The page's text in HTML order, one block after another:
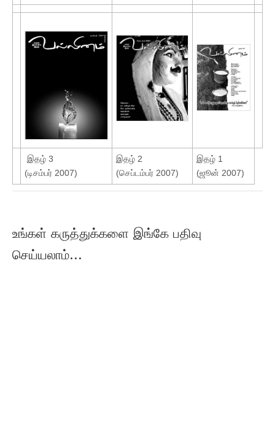
இதழ் 3
(டிசம்பர் 2007)
இதழ் 2
(செப்டம்பர் 2007)
இதழ் 1
(ஜூன் 2007)
உங்கள் கருத்துக்களை இங்கே பதிவு
செய்யலாம்...